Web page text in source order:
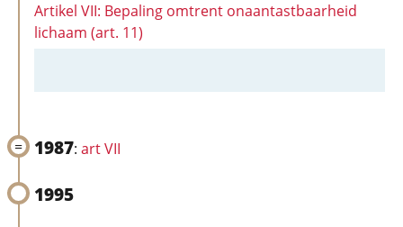
Artikel VII: Bepaling omtrent onaantastbaarheid
lichaam (art. 11)
1987: art VII
1995